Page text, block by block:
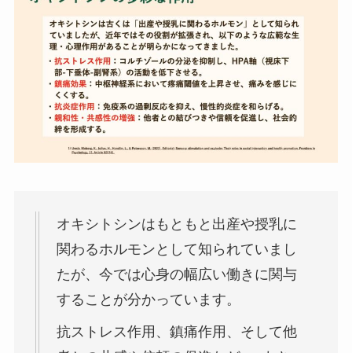
オキシトシンはもともと出産や授乳に
関わるホルモンとして知られていまし
たが、今では心身の幅広い働きに関与
することが分かっています。
抗ストレス作用、鎮痛作用、そして他